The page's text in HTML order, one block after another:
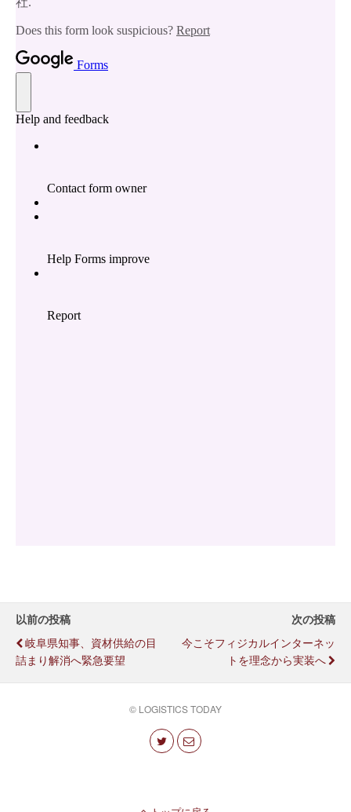
以前の投稿
岐阜県知事、資材供給の目
詰まり解消へ緊急要望
次の投稿
今こそフィジカルインターネッ
トを理念から実装へ
© LOGISTICS TODAY